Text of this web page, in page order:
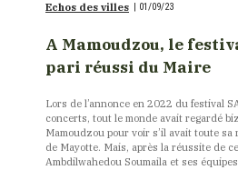
Echos des villes 01/09/23
A Mamoudzou, le
pari réussi du Maire
Lors de l’annonce en 2022 du festival
concerts, tout le monde avait regardé
Mamoudzou pour voir s’il avait toute
de Mayotte. Mais, après la réussite de
Ambdilwahedou Soumaila et ses